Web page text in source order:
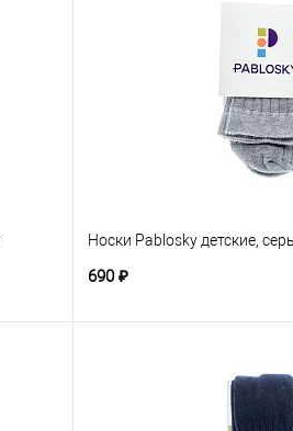
Носки Pablosky детские,
690 ₽